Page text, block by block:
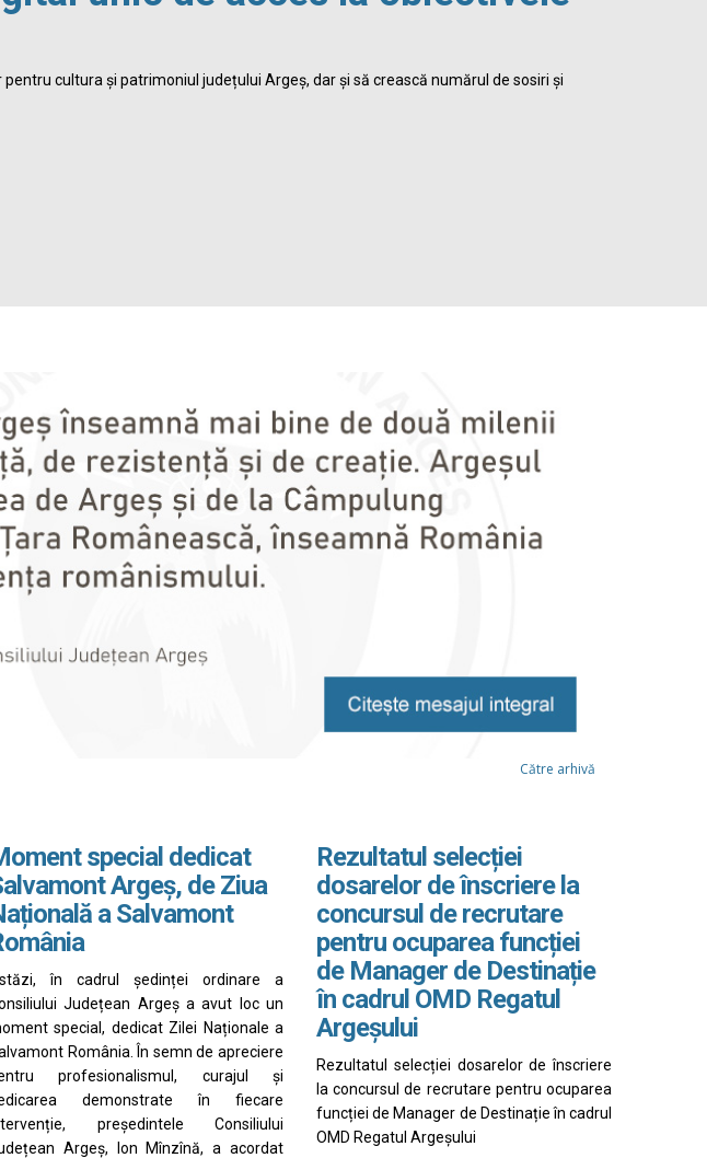
cultura și patrimoniul județului Argeș, dar și să crească numărul de sosiri și
Către arhivă
special dedicat
Argeș, de Ziua
a Salvamont
în cadrul ședinței ordinare a
Județean Argeș a avut loc un
special, dedicat Zilei Naționale a
România. În semn de apreciere
profesionalismul, curajul și
demonstrate în fiecare
președintele Consiliului
Argeș, Ion Mînzînă, a acordat
Rezultatul selecției
dosarelor de înscriere la
concursul de recrutare
pentru ocuparea funcției
de Manager de Destinație
în cadrul OMD Regatul
Argeșului
Rezultatul selecției dosarelor de înscriere
la concursul de recrutare pentru ocuparea
funcției de Manager de Destinație în cadrul
OMD Regatul Argeșului